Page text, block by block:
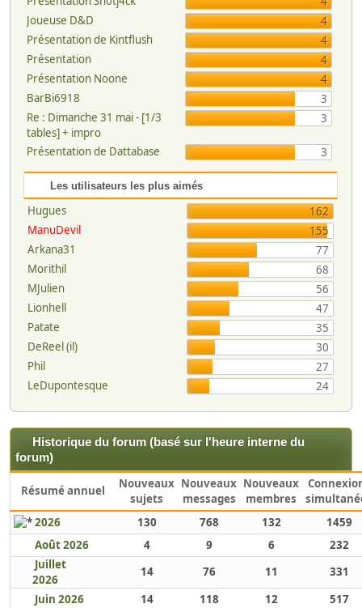
Joueuse D&D
4
Présentation de Kintflush
4
Présentation
4
Présentation Noone
4
BarBi6918
3
Re : Dimanche 31 mai - [1/3
tables] + impro
3
Présentation de Dattabase 3
Les utilisateurs les plus aimés
Hugues
162
ManuDevil
155
Arkana31
77
Morithil
68
MJulien
56
Lionhell
47
Patate
35
DeReel (il)
30
Phil
27
LeDupontesque
24
Historique du forum (basé sur l'heure interne du
forum)
Résumé annuel
Nouveaux
sujets
Nouveaux
messages
Nouveaux
membres
2026
130 768 132
1459
Août 2026
4 9 6
232
Juillet
2026
14 76 11
331
Juin 2026
14 118 12
517